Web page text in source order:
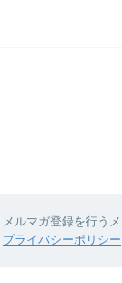
メルマガ登録を行う
プライバシーポリシー